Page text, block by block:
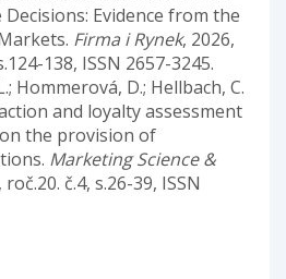
Evidence from the
Firma i Rynek, 2026,
138, ISSN 2657-3245.
Hommerová, D.; Hellbach, C.
and loyalty assessment
the provision of
Marketing Science &
roč.20. č.4, s.26-39, ISSN